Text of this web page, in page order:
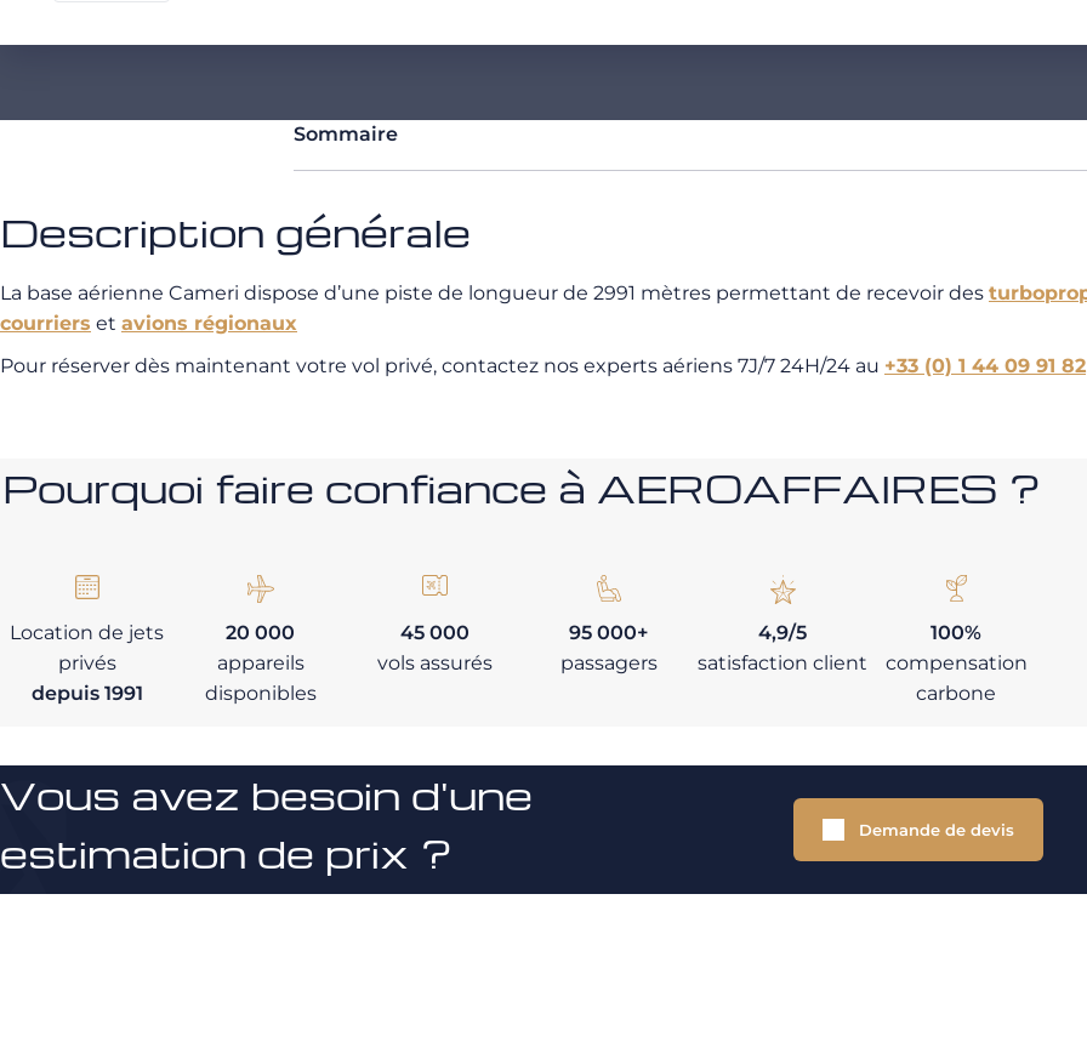
Sommaire
Description générale
La base aérienne Cameri dispose d’une piste de longueur de 2991 mètres permettant de recevoir des
courriers et avions régionaux
Pour réserver dès maintenant votre vol privé, contactez nos experts aériens 7J/7 24H/24 au +33 (0) 1 44 09 91 82
Pourquoi faire confiance à AEROAFFAIRES ?
Location de jets
privés
depuis 1991
20 000
appareils
disponibles
45 000
vols assurés
95 000+
passagers
4,9/5
satisfaction client
100%
compensation
carbone
Vous avez besoin d'une
estimation de prix ?
Demande de devis